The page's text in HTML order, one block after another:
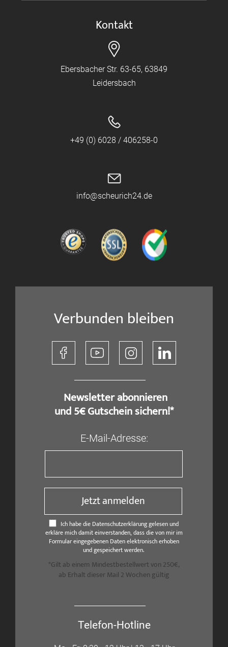
Kontakt
Ebersbacher Str. 63-65, 63849
Leidersbach
+49 (0) 6028 / 406258-0
info@scheurich24.de
Verbunden bleiben
​ Newsletter abonnieren
und 5€ Gutschein sichern!*
E-Mail-Adresse:
Jetzt anmelden
Ich habe die Datenschutzerklärung gelesen und
erkläre mich damit einverstanden, dass die von mir im
Formular eingegebenen Daten elektronisch erhoben
und gespeichert werden.
*Gilt ab einem Mindestbestellwert von 250€,
ab Erhalt dieser Mail 2 Wochen gültig
Telefon-Hotline